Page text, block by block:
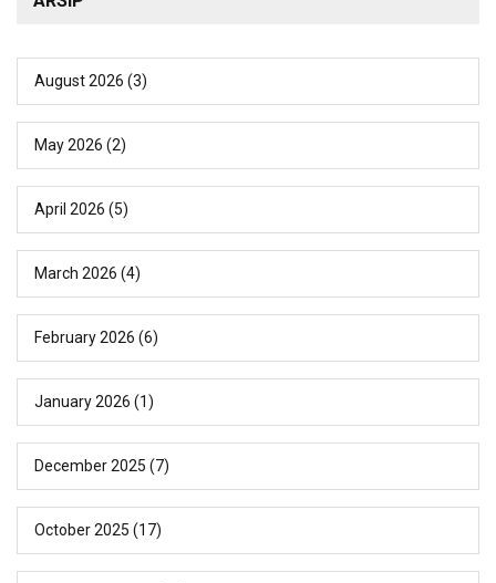
August 2026 (3)
May 2026 (2)
April 2026 (5)
March 2026 (4)
February 2026 (6)
January 2026 (1)
December 2025 (7)
October 2025 (17)